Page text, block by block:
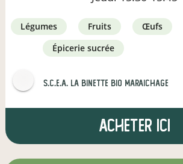
légumes fruits œufs
épicerie sucrée
s.c.e.a. la binette bio maraichage
Acheter ici